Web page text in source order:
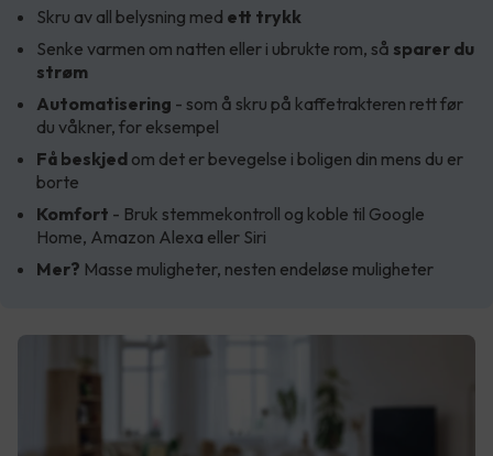
Skru av all belysning med ett trykk
Senke varmen om natten eller i ubrukte rom, så sparer du
strøm
Automatisering - som å skru på kaffetrakteren rett før
du våkner, for eksempel
Få beskjed om det er bevegelse i boligen din mens du er
borte
Komfort - Bruk stemmekontroll og koble til Google
Home, Amazon Alexa eller Siri
Mer? Masse muligheter, nesten endeløse muligheter